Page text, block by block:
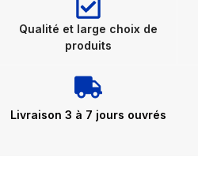
Qualité et large choix de
produits
Livraison 3 à 7 jours ouvrés